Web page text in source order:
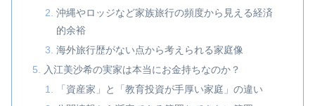
沖縄やロッジなど家族旅行の頻度から見える経済
的余裕
海外旅行歴がない点から考えられる家庭像
入江美沙希の実家は本当にお金持ちなのか？
「資産家」と「教育投資が手厚い家庭」の違い